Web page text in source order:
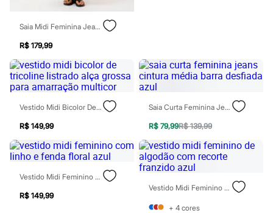
Rasteirinhas
Tênis
Diversão
Marcas
Baby Club
Fifteen
Miss Fifteen
Palomino
Moda íntima
Cuecas
Meias
Pijamas
Moda praia
Biquínis e Maiôs
Blusas de proteção
Sungas
Saia Midi Feminina Jeans Com Recorte Azul
R$ 179,99
Vestido Midi Bicolor De Tricoline Listrado Alça Grossa Para Amarração Multicor
R$ 149,99
Saia Curta Feminina Jeans Cintura Média Barra Desfiada Azul
R$ 79,99R$ 139,99
Vestido Midi Feminino Com Linho E Fenda Floral Azul
R$ 149,99
Vestido Midi Feminino De Algodão Com Recorte Franzido Azul
+ 4 cores